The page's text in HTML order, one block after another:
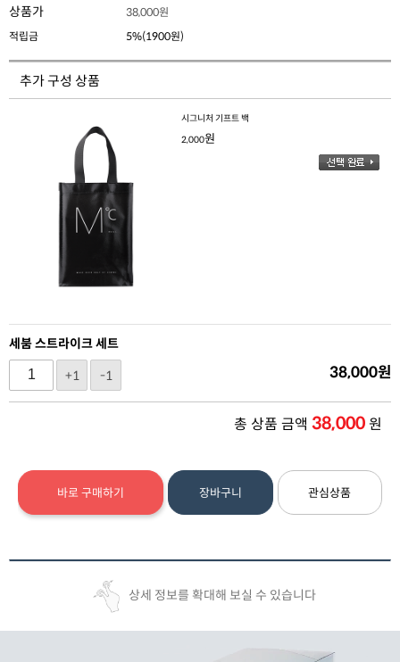
상품가 38,000원
적립금
5%(1900원)
추가 구성 상품
시그니처 기프트 백
2,000원
세붐 스트라이크 세트
+1
-1 38,000원
총 상품 금액 38,000원
바로 구매하기 장바구니 관심상품
상세 정보를 확대해 보실 수 있습니다